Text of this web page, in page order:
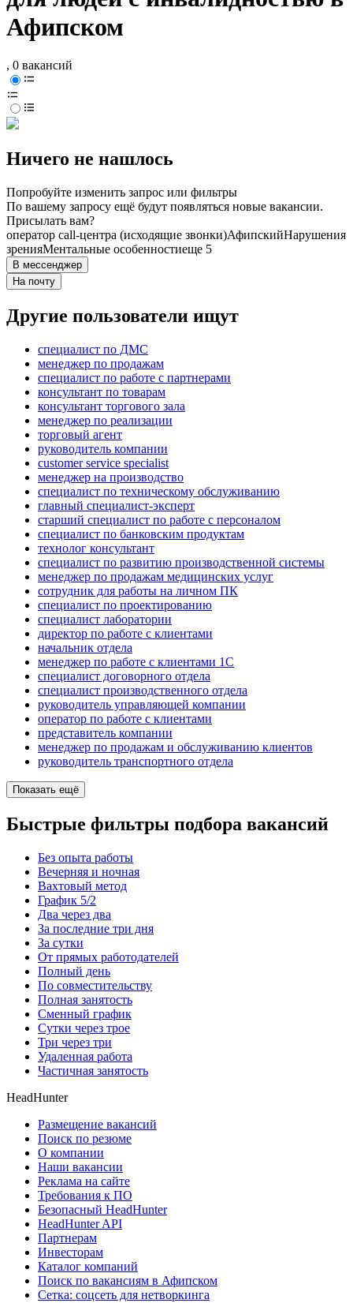
Афипском
, 0 вакансий
Ничего не нашлось
Попробуйте изменить запрос или фильтры
По вашему запросу ещё будут появляться новые вакансии.
Присылать вам?
оператор call-центра (исходящие звонки)АфипскийНарушения
зренияМентальные особенностиеще 5
В мессенджер
На почту
Другие пользователи ищут
специалист по ДМС
менеджер по продажам
специалист по работе с партнерами
консультант по товарам
консультант торгового зала
менеджер по реализации
торговый агент
руководитель компании
customer service specialist
менеджер на производство
специалист по техническому обслуживанию
главный специалист-эксперт
старший специалист по работе с персоналом
специалист по банковским продуктам
технолог консультант
специалист по развитию производственной системы
менеджер по продажам медицинских услуг
сотрудник для работы на личном ПК
специалист по проектированию
специалист лаборатории
директор по работе с клиентами
начальник отдела
менеджер по работе с клиентами 1С
специалист договорного отдела
специалист производственного отдела
руководитель управляющей компании
оператор по работе с клиентами
представитель компании
менеджер по продажам и обслуживанию клиентов
руководитель транспортного отдела
Показать ещё
Быстрые фильтры подбора вакансий
Без опыта работы
Вечерняя и ночная
Вахтовый метод
График 5/2
Два через два
За последние три дня
За сутки
От прямых работодателей
Полный день
По совместительству
Полная занятость
Сменный график
Сутки через трое
Три через три
Удаленная работа
Частичная занятость
HeadHunter
Размещение вакансий
Поиск по резюме
О компании
Наши вакансии
Реклама на сайте
Требования к ПО
Безопасный HeadHunter
HeadHunter API
Партнерам
Инвесторам
Каталог компаний
Поиск по вакансиям в Афипском
Сетка: соцсеть для нетворкинга